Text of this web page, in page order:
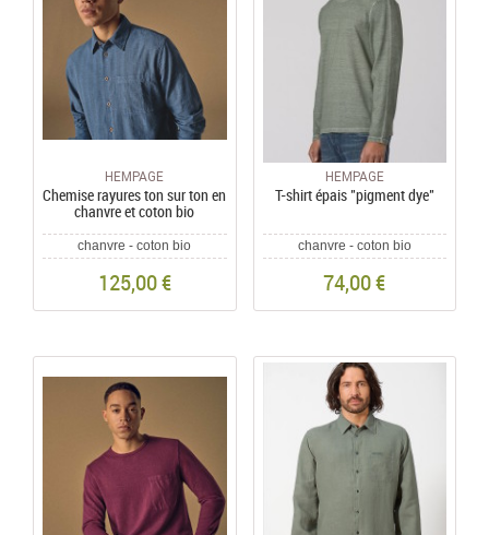
HEMPAGE
Chemise rayures ton sur ton en
chanvre et coton bio
chanvre - coton bio
125,00 €
HEMPAGE
T-shirt épais "pigment dye"
chanvre - coton bio
74,00 €